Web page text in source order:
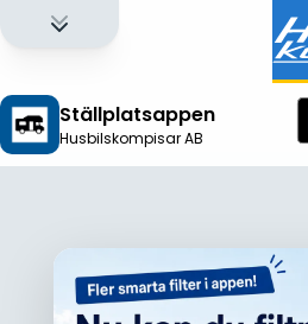
Ställplatsappen
Husbilskompisar AB
Logga in för att få full